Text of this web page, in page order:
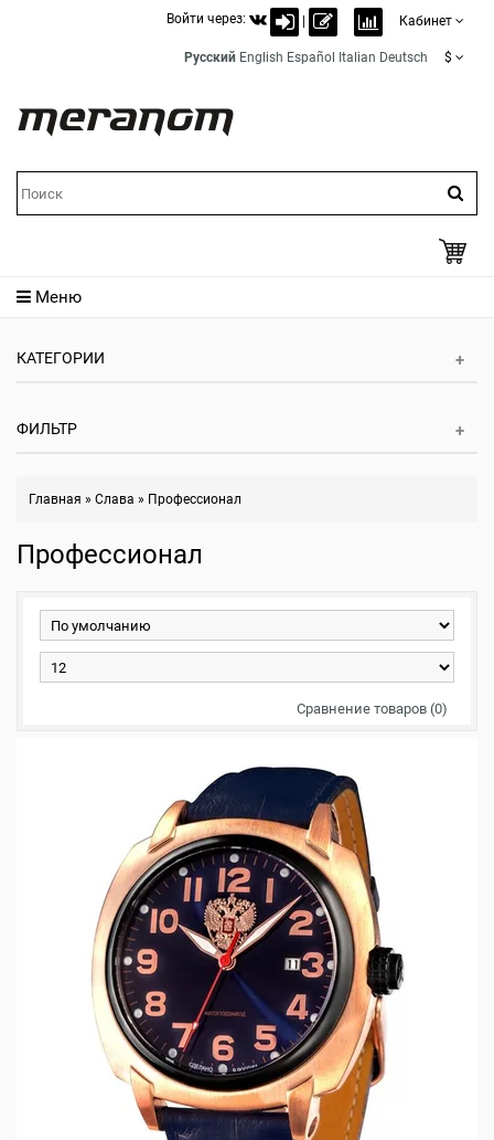
Войти через: Кабинет
Русский English Español Italian Deutsch $
Меню
КАТЕГОРИИ
ФИЛЬТР
Главная » Слава » Профессионал
Профессионал
Сравнение товаров (0)